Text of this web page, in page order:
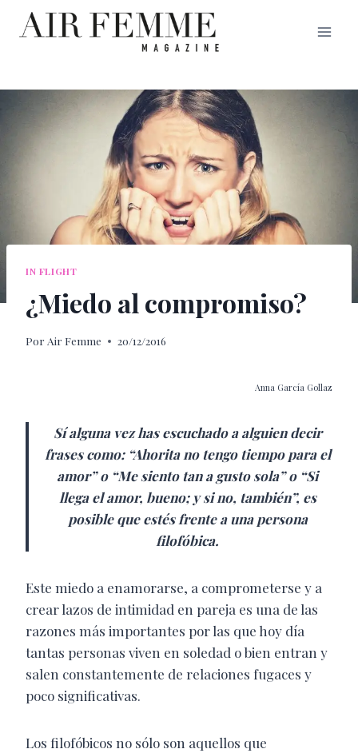
Saltar
IN FLIGHT
¿Miedo al compromiso?
Por Air Femme 20/12/2016
Anna García Gollaz
Sí alguna vez has escuchado a alguien decir
frases como: “Ahorita no tengo tiempo para el
amor” o “Me siento tan a gusto sola” o “Si
llega el amor, bueno; y si no, también”, es
posible que estés frente a una persona
filofóbica.
Este miedo a enamorarse, a comprometerse y a
crear lazos de intimidad en pareja es una de las
razones más importantes por las que hoy día
tantas personas viven en soledad o bien entran y
salen constantemente de relaciones fugaces y
poco significativas.
Los filofóbicos no sólo son aquellos que